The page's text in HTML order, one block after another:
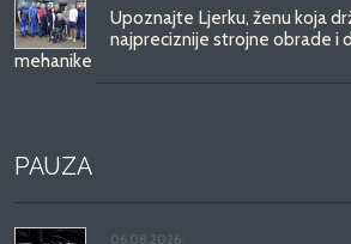
Upoznajte Ljerku, ženu koja
najpreciznije strojne obrade i
mehanike
PAUZA
06.08.2026.